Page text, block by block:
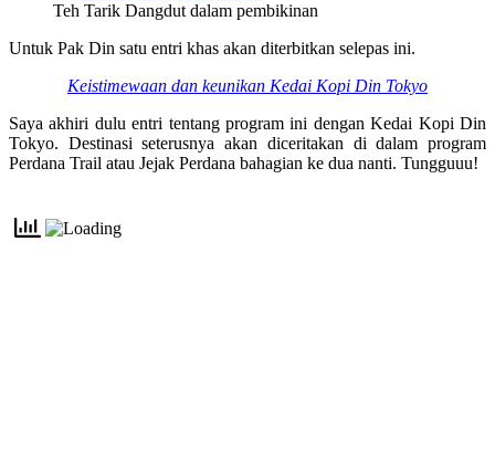
Teh Tarik Dangdut dalam pembikinan
Untuk Pak Din satu entri khas akan diterbitkan selepas ini.
Keistimewaan dan keunikan Kedai Kopi Din Tokyo
Saya akhiri dulu entri tentang program ini dengan Kedai Kopi Din
Tokyo. Destinasi seterusnya akan diceritakan di dalam program
Perdana Trail atau Jejak Perdana bahagian ke dua nanti. Tungguuu!